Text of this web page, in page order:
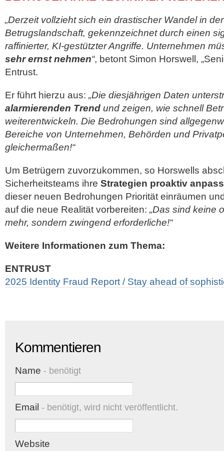
„Derzeit vollzieht sich ein drastischer Wandel in
Betrugslandschaft, gekennzeichnet durch einen
raffinierter, KI-gestützter Angriffe. Unternehmen
sehr ernst nehmen“, betont Simon Horswell,
Entrust.
Er führt hierzu aus: „Die diesjährigen Daten
alarmierenden Trend und zeigen, wie schnell
weiterentwickeln. Die Bedrohungen sind
Bereiche von Unternehmen, Behörden und
gleichermaßen!“
Um Betrügern zuvorzukommen, so Horswells
Sicherheitsteams ihre Strategien proaktiv
dieser neuen Bedrohungen Priorität einräumen
auf die neue Realität vorbereiten: „Das sind keine
mehr, sondern zwingend erforderliche!“
Weitere Informationen zum Thema:
ENTRUST
2025 Identity Fraud Report / Stay ahead of
Kommentieren
Name - benötigt
Email - benötigt, wird nicht veröffentlicht.
Website